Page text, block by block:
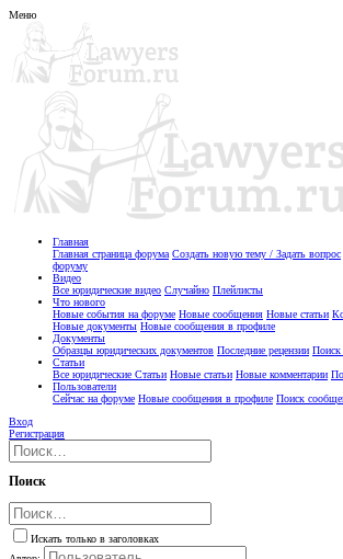
Меню
Главная
Главная страница форума Создать новую тему / Задать вопрос
форуму
Видео
Все юридические видео Случайно Плейлисты
Что нового
Новые события на форуме Новые сообщения Новые статьи
Новые документы Новые сообщения в профиле
Документы
Образцы юридических документов Последние рецензии Поиск
Статьи
Все юридические Статьи Новые статьи Новые комментарии
Пользователи
Сейчас на форуме Новые сообщения в профиле Поиск
Вход
Регистрация
Поиск
Искать только в заголовках